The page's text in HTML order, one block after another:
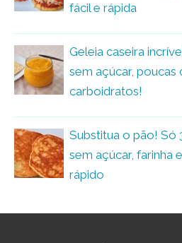
fácil e rápida
Geleia caseira
sem açúcar, poucas
carboidratos!
Substitua o pão! Só
sem açúcar, farinha
rápido